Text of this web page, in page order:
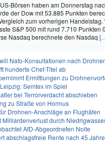
Börsen haben am Donnerstag
der Dow mit 53.885 Punkten
zum vorherigen
S&P 500 mit rund 7.710 Punkten
Nasdaq berechnete den Nasdaq
Nato-Konsultationen nach
hunderte Chef-Titel ab
Ermittlungen zu
Semtex im Spiel
bei Terrorverdacht abschieben
zu Straße von Hormus
Drohnen-Anschläge an Flughäfen
Milliardenverlust durch
AfD-Abgeordneten Nolte
abschlagsfreie Rente nach 45